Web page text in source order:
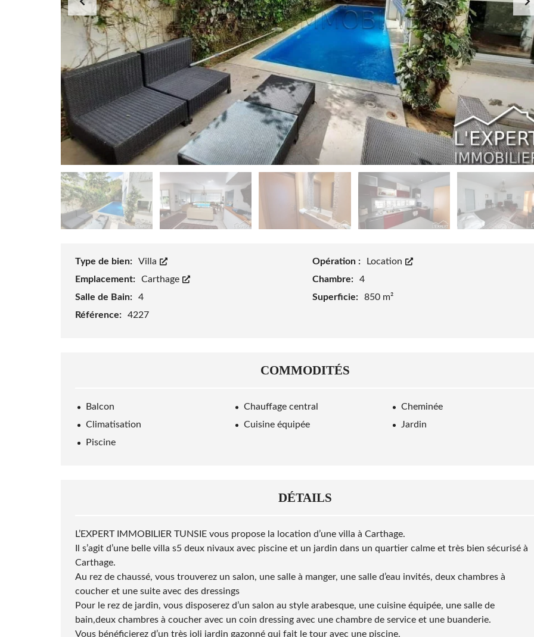
Type de bien: Villa Opération :
Location
Emplacement:
Carthage Chambre:
4
Salle de Bain:
4 Superficie:
850 m²
Référence:
4227
COMMODITÉS
Balcon Chauffage central
Cheminée
Climatisation
Cuisine équipée
Jardin
Piscine
DÉTAILS
L’EXPERT IMMOBILIER TUNSIE vous propose la location d’une villa à Carthage.
Il s’agit d’une belle villa s5 deux nivaux avec piscine et un jardin dans un quartier calme et très bien sécurisé à
Carthage.
Au rez de chaussé, vous trouverez un salon, une salle à manger, une salle d’eau invités, deux chambres à
coucher et une suite avec des dressings
Pour le rez de jardin, vous disposerez d’un salon au style arabesque, une cuisine équipée, une salle de
bain,deux chambres à coucher avec un coin dressing avec une chambre de service et une buanderie.
Vous bénéficierez d’un très joli jardin gazonné qui fait le tour avec une piscine.